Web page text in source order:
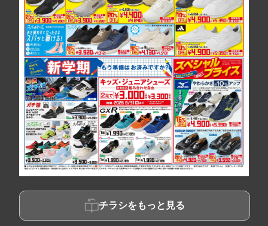
チラシをもっと見る